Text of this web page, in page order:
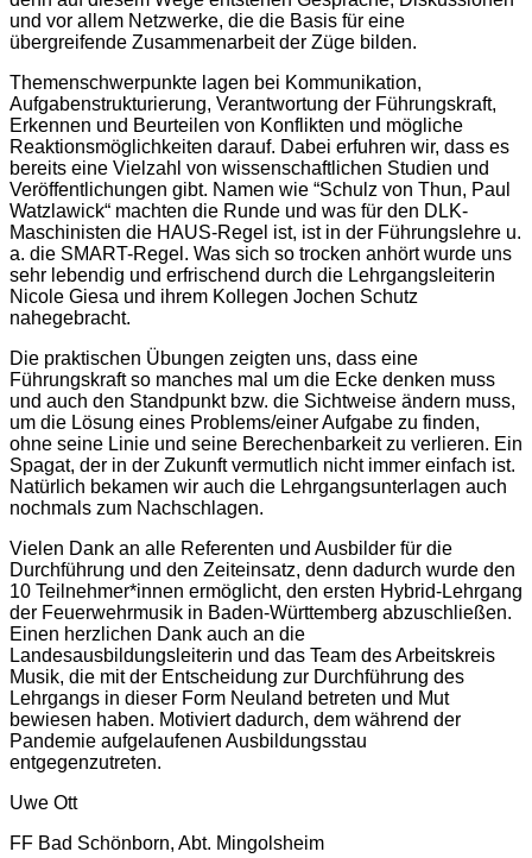
und vor allem Netzwerke, die die Basis für eine
übergreifende Zusammenarbeit der Züge bilden.
Themenschwerpunkte lagen bei Kommunikation,
Aufgabenstrukturierung, Verantwortung der Führungskraft,
Erkennen und Beurteilen von Konflikten und mögliche
Reaktionsmöglichkeiten darauf. Dabei erfuhren wir, dass es
bereits eine Vielzahl von wissenschaftlichen Studien und
Veröffentlichungen gibt. Namen wie “Schulz von Thun, Paul
Watzlawick“ machten die Runde und was für den DLK-
Maschinisten die HAUS-Regel ist, ist in der Führungslehre u.
a. die SMART-Regel. Was sich so trocken anhört wurde uns
sehr lebendig und erfrischend durch die Lehrgangsleiterin
Nicole Giesa und ihrem Kollegen Jochen Schutz
nahegebracht.
Die praktischen Übungen zeigten uns, dass eine
Führungskraft so manches mal um die Ecke denken muss
und auch den Standpunkt bzw. die Sichtweise ändern muss,
um die Lösung eines Problems/einer Aufgabe zu finden,
ohne seine Linie und seine Berechenbarkeit zu verlieren. Ein
Spagat, der in der Zukunft vermutlich nicht immer einfach ist.
Natürlich bekamen wir auch die Lehrgangsunterlagen auch
nochmals zum Nachschlagen.
Vielen Dank an alle Referenten und Ausbilder für die
Durchführung und den Zeiteinsatz, denn dadurch wurde den
10 Teilnehmer*innen ermöglicht, den ersten Hybrid-Lehrgang
der Feuerwehrmusik in Baden-Württemberg abzuschließen.
Einen herzlichen Dank auch an die
Landesausbildungsleiterin und das Team des Arbeitskreis
Musik, die mit der Entscheidung zur Durchführung des
Lehrgangs in dieser Form Neuland betreten und Mut
bewiesen haben. Motiviert dadurch, dem während der
Pandemie aufgelaufenen Ausbildungsstau
entgegenzutreten.
Uwe Ott
FF Bad Schönborn, Abt. Mingolsheim